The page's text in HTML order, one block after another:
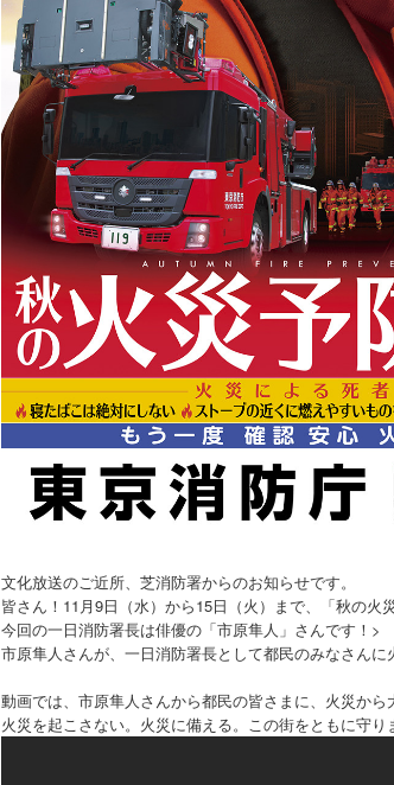
文化放送のご近所、芝消防署からのお知らせです。
皆さん！11月9日（水）から15日（火）まで、「秋の火
今回の一日消防署長は俳優の「市原隼人 」さんです！>
市原隼人さんが、一日消防署長として都民のみなさんに
動画では、市原隼人さんから都民の皆さまに、火災から
火災を起こさない。火災に備える。この街をともに守り